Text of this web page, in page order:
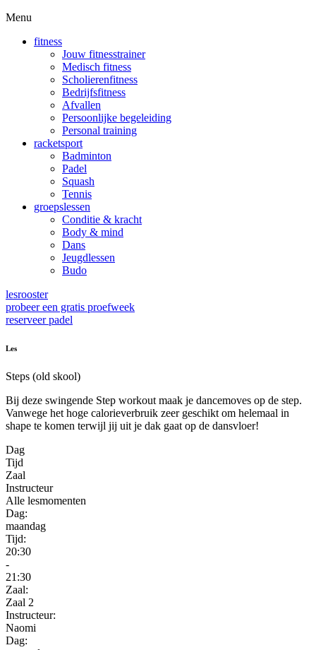
Menu
fitness
Jouw fitnesstrainer
Medisch fitness
Scholierenfitness
Bedrijfsfitness
Afvallen
Persoonlijke begeleiding
Personal training
racketsport
Badminton
Padel
Squash
Tennis
groepslessen
Conditie & kracht
Body & mind
Dans
Jeugdlessen
Budo
lesrooster
probeer een gratis proefweek
reserveer padel
Les
Steps (old skool)
Bij deze swingende Step workout maak je dancemoves op de step.
Vanwege het hoge calorieverbruik zeer geschikt om helemaal in
shape te komen terwijl jij uit je dak gaat op de dansvloer!
Dag
Tijd
Zaal
Instructeur
Alle lesmomenten
Dag:
maandag
Tijd:
20:30
-
21:30
Zaal:
Zaal 2
Instructeur:
Naomi
Dag: